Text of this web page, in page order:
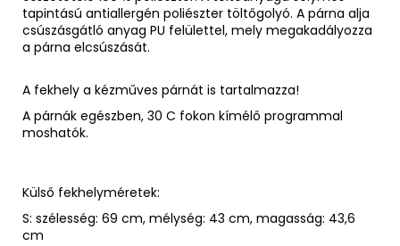
tapintású antiallergén poliészter töltőgolyó. A párna alja
csúszásgátló anyag PU felülettel, mely megakadályozza
a párna elcsúszását.
A fekhely a kézműves párnát is tartalmazza!
A párnák egészben, 30 C fokon kímélő programmal
moshatók.
Külső fekhelyméretek:
S: szélesség: 69 cm, mélység: 43 cm, magasság: 43,6
cm